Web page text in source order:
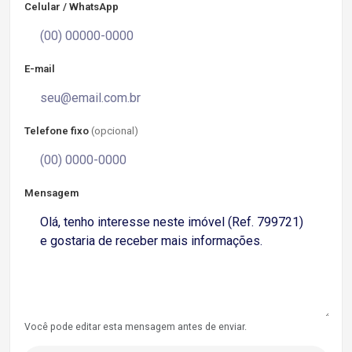
Celular / WhatsApp
E-mail
Telefone fixo (opcional)
Mensagem
Você pode editar esta mensagem antes de enviar.